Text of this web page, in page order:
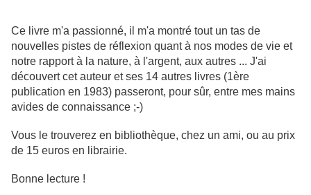
Ce livre m'a passionné, il m'a montré tout un tas de
nouvelles pistes de réflexion quant à nos modes de vie et
notre rapport à la nature, à l'argent, aux autres ... J'ai
découvert cet auteur et ses 14 autres livres (1ère
publication en 1983) passeront, pour sûr, entre mes mains
avides de connaissance ;-)
Vous le trouverez en bibliothèque, chez un ami, ou au prix
de 15 euros en librairie.
Bonne lecture !